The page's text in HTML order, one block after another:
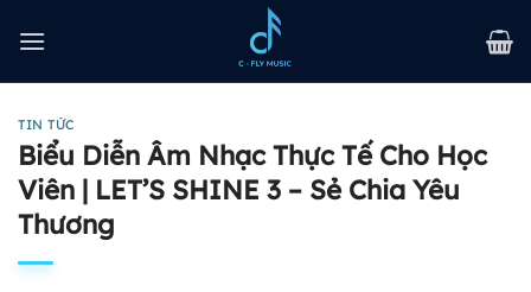
qua
TIN TỨC
Biểu Diễn Âm Nhạc Thực Tế Cho Học
Viên | LET’S SHINE 3 – Sẻ Chia Yêu
Thương